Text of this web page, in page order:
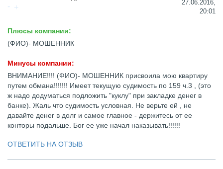
27.06.2016,
20:01
Плюсы компании:
(ФИО)- МОШЕННИК
Минусы компании:
ВНИМАНИЕ!!!! (ФИО)- МОШЕННИК присвоила мою квартиру
путем обмана!!!!!!! Имеет текущую судимость по 159 ч.3 , (это
ж надо додуматься подложить "куклу" при закладке денег в
банке). Жаль что судимость условная. Не верьте ей , не
давайте денег в долг и самое главное - держитесь от ее
конторы подальше. Бог ее уже начал наказывать!!!!!!
ОТВЕТИТЬ НА ОТЗЫВ